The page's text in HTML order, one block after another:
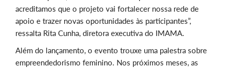
acreditamos que o projeto vai fortalecer nossa rede de
apoio e trazer novas oportunidades às participantes”,
ressalta Rita Cunha, diretora executiva do IMAMA.
Além do lançamento, o evento trouxe uma palestra sobre
empreendedorismo feminino. Nos próximos meses, as